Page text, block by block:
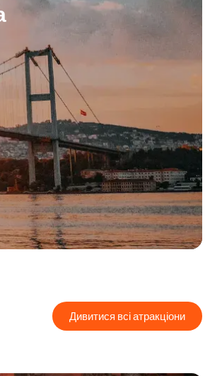
Portuguese
Romanian
Дивитися всі атракціони